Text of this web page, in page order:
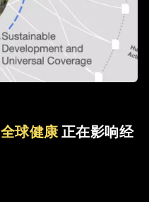
全球健康正在影响经